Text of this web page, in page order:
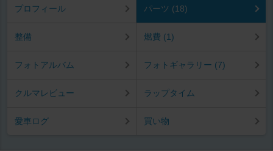
プロフィール パーツ (18)
整備 燃費 (1)
フォトアルバム フォトギャラリー (7)
クルマレビュー ラップタイム
愛車ログ 買い物